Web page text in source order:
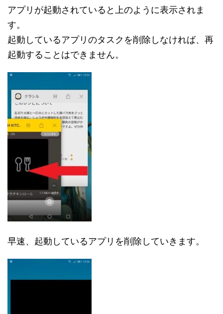
アプリが起動されていると上のように表示されま
す。
起動しているアプリのタスクを削除しなければ、再
起動することはできません。
早速、起動しているアプリを削除していきます。